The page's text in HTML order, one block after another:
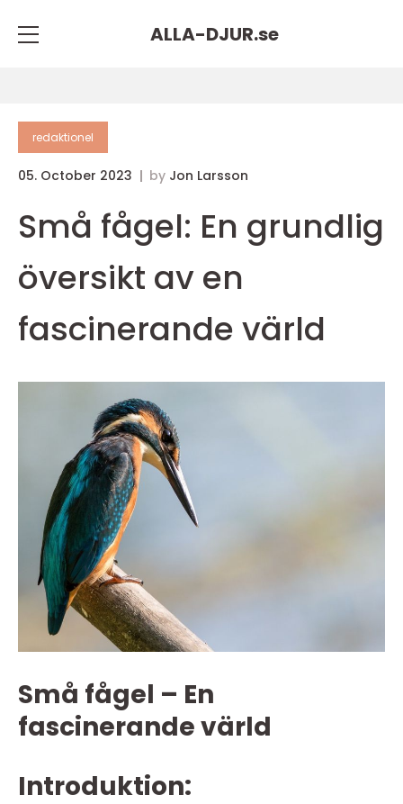
ALLA-DJUR.se
redaktionel
05. October 2023 by Jon Larsson
Små fågel: En grundlig
översikt av en
fascinerande värld
Små fågel – En
fascinerande värld
Introduktion: